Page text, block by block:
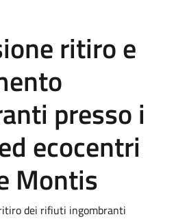
ritiro e
presso i
ecocentri
Montis
dei rifiuti ingombranti